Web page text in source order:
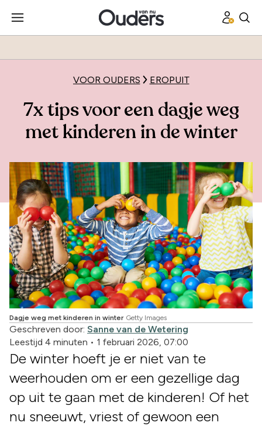
VOOR OUDERS EROPUIT
7x tips voor een dagje weg
met kinderen in de winter
Dagje weg met kinderen in winter Getty Images
Geschreven door: Sanne van de Wetering
Leestijd 4 minuten • 1 februari 2026, 07:00
De winter hoeft je er niet van te
weerhouden om er een gezellige dag
op uit te gaan met de kinderen! Of het
nu sneeuwt, vriest of gewoon een